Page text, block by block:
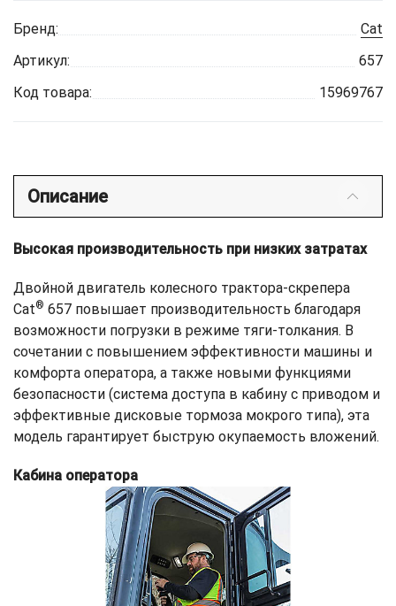
Бренд:
Cat
Артикул:
657
Код товара:
15969767
Описание
Высокая производительность при низких затратах
Двойной двигатель колесного трактора-скрепера
Cat® 657 повышает производительность благодаря
возможности погрузки в режиме тяги-толкания. В
сочетании с повышением эффективности машины и
комфорта оператора, а также новыми функциями
безопасности (система доступа в кабину с приводом и
эффективные дисковые тормоза мокрого типа), эта
модель гарантирует быструю окупаемость вложений.
Кабина оператора